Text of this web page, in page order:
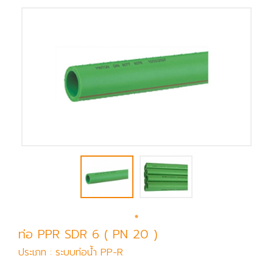
ท่อ PPR SDR 6 ( PN 20 )
ประเภท : ระบบท่อน้ำ PP-R